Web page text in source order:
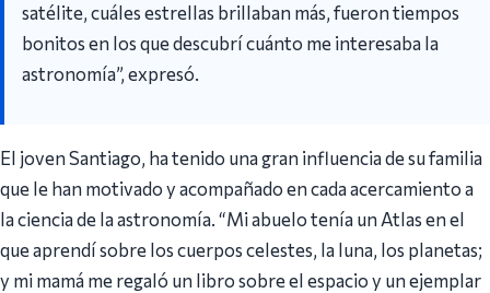
satélite, cuáles estrellas brillaban más, fueron tiempos
bonitos en los que descubrí cuánto me interesaba la
astronomía”, expresó.
El joven Santiago, ha tenido una gran influencia de su familia
que le han motivado y acompañado en cada acercamiento a
la ciencia de la astronomía. “Mi abuelo tenía un Atlas en el
que aprendí sobre los cuerpos celestes, la luna, los planetas;
y mi mamá me regaló un libro sobre el espacio y un ejemplar